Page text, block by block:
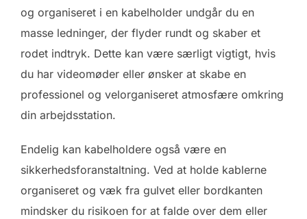
og organiseret i en kabelholder undgår du en
masse ledninger, der flyder rundt og skaber et
rodet indtryk. Dette kan være særligt vigtigt, hvis
du har videomøder eller ønsker at skabe en
professionel og velorganiseret atmosfære omkring
din arbejdsstation.
Endelig kan kabelholdere også være en
sikkerhedsforanstaltning. Ved at holde kablerne
organiseret og væk fra gulvet eller bordkanten
mindsker du risikoen for at falde over dem eller